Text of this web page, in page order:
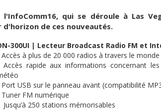
l'InfoComm16, qui se déroule à Las
de ces nouveautés.
300UI | Lecteur Broadcast Radio FM et
Accès à plus de 20 000 radios à travers le monde
Accès rapide aux informations concernant
Port USB sur le panneau avant (compatibilité
Tuner FM numérique
Jusqu’à 250 stations mémorisables